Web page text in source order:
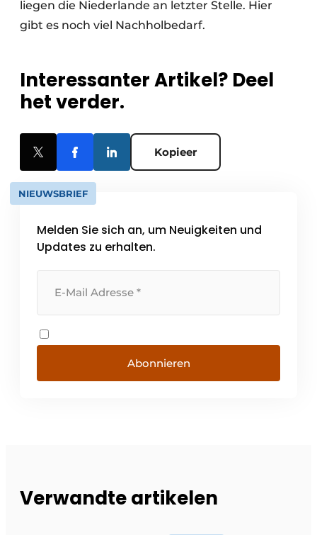
liegen die Niederlande an letzter Stelle. Hier
gibt es noch viel Nachholbedarf.
Interessanter Artikel? Deel
het verder.
Kopieer
NIEUWSBRIEF
Melden Sie sich an, um Neuigkeiten und
Updates zu erhalten.
Abonnieren
Verwandte artikelen